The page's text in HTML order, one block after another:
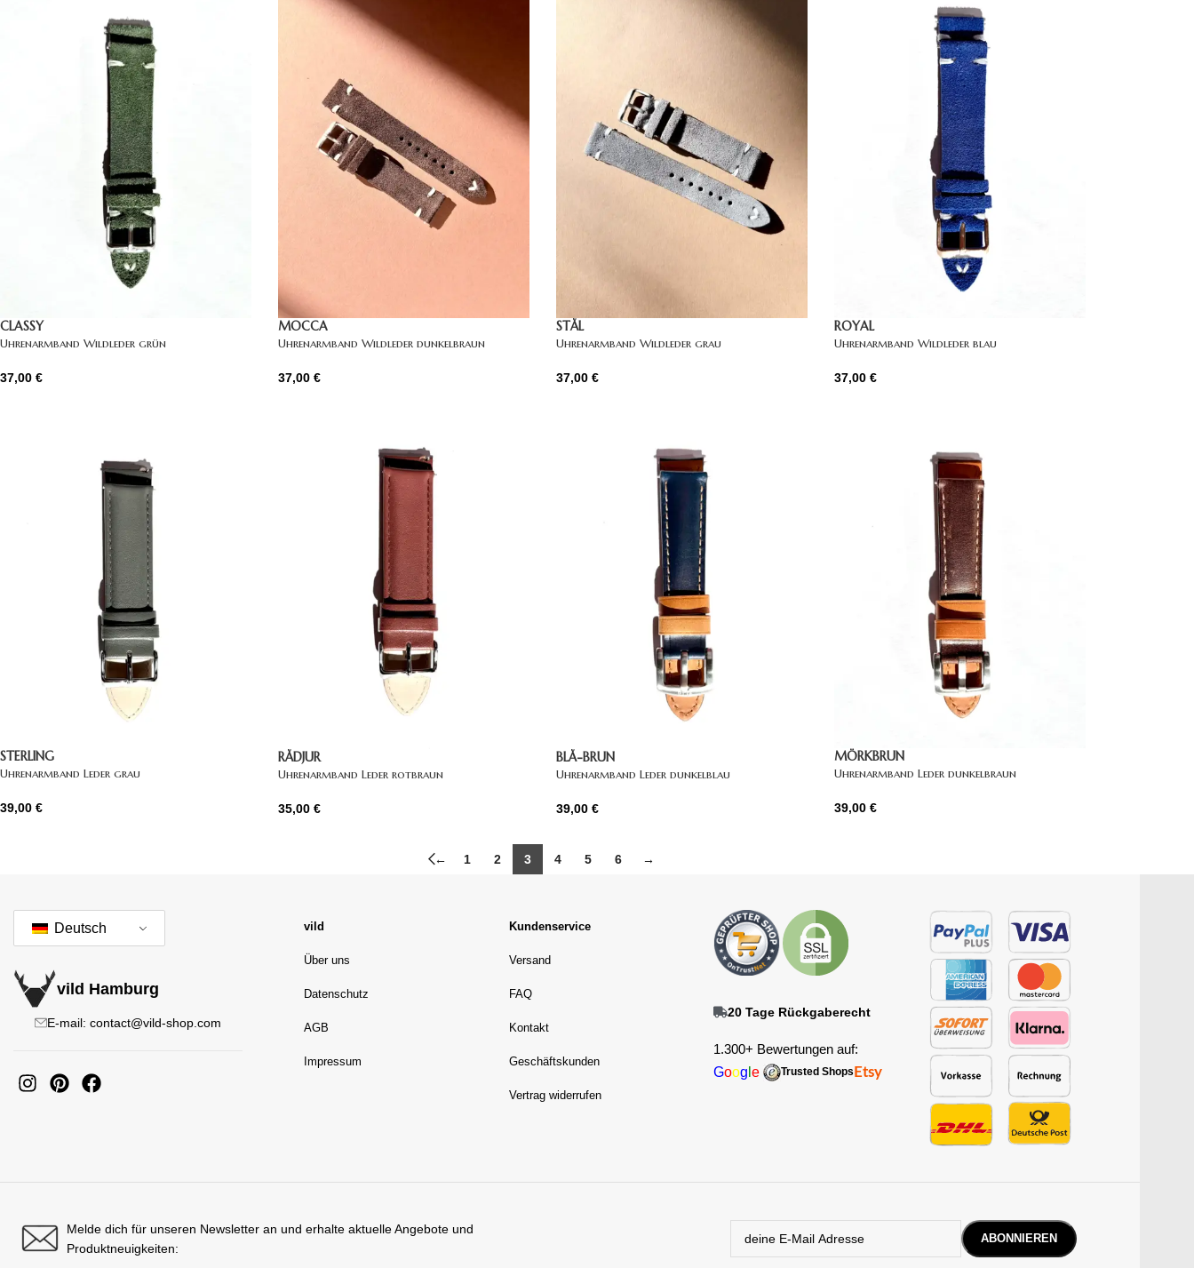
CLASSY
Uhrenarmband Wildleder grün
37,00 €
MOCCA
Uhrenarmband Wildleder dunkelbraun
37,00 €
STÅL
Uhrenarmband Wildleder grau
37,00 €
ROYAL
Uhrenarmband Wildleder blau
37,00 €
STERLING
Uhrenarmband Leder grau
39,00 €
RÅDJUR
Uhrenarmband Leder rotbraun
35,00 €
BLÅ-BRUN
Uhrenarmband Leder dunkelblau
39,00 €
MÖRKBRUN
Uhrenarmband Leder dunkelbraun
39,00 €
← 1 2 3 4 5 6 →
Deutsch
vild Hamburg
E-mail: contact@vild-shop.com
vild
Über uns
Datenschutz
AGB
Impressum
Kundenservice
Versand
FAQ
Kontakt
Geschäftskunden
Vertrag widerrufen
20 Tage Rückgaberecht
1.300+ Bewertungen auf:
Goog e Trusted Shops Etsy
Melde dich für unseren Newsletter an und erhalte aktuelle Angebote und
Produktneuigkeiten: